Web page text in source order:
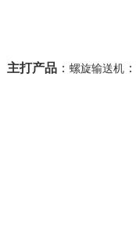
主打产品 ： 螺旋输送机 ：